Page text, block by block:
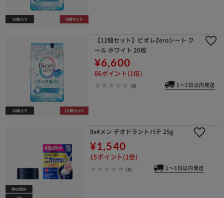
【12個セット】ビオレZeroシート ク
ール ホワイト 20枚
¥6,600
66ポイント(1倍)
(0) 1～3日以内発送
8x4メン デオドラントパテ 25g
¥1,540
15ポイント(1倍)
(0) 1～3日以内発送